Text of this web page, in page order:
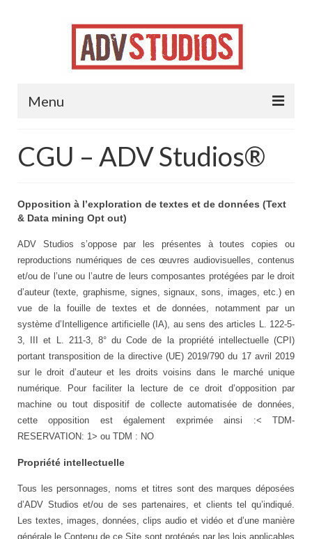
Menu
Projets
Jobs !
CGU – ADV Studios®
Opposition à l’exploration de textes et de données (Text
& Data mining Opt out)
ADV Studios s’oppose par les présentes à toutes copies ou
reproductions numériques de ces œuvres audiovisuelles, contenus
et/ou de l’une ou l’autre de leurs composantes protégées par le droit
d’auteur (texte, graphisme, signes, signaux, sons, images, etc.) en
vue de la fouille de textes et de données, notamment par un
système d’Intelligence artificielle (IA), au sens des articles L. 122-5-
3, III et L. 211-3, 8° du Code de la propriété intellectuelle (CPI)
portant transposition de la directive (UE) 2019/790 du 17 avril 2019
sur le droit d’auteur et les droits voisins dans le marché unique
numérique. Pour faciliter la lecture de ce droit d’opposition par
machine ou tout dispositif de collecte automatisée de données,
cette opposition est également exprimée ainsi :< TDM-
RESERVATION: 1> ou TDM : NO
Propriété intellectuelle
Tous les personnages, noms et titres sont des marques déposées
d’ADV Studios et/ou de ses partenaires, et clients tel qu’indiqué.
Les textes, images, données, clips audio et vidéo et d’une manière
générale le Contenu de ce Site sont protégés par les lois applicables